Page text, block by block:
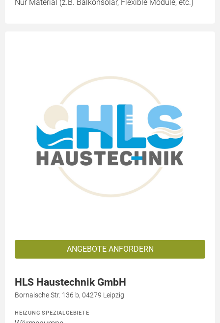
Nur Material (z.B. Balkonsolar, Flexible Module, etc.)
ANGEBOTE ANFORDERN
HLS Haustechnik GmbH
Bornaische Str. 136 b, 04279 Leipzig
HEIZUNG SPEZIALGEBIETE